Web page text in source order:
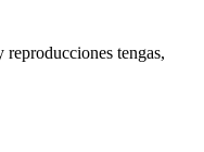
reproducciones tengas,